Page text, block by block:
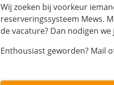
Wij zoeken bij voorkeur
reserveringssysteem Mews.
de vacature? Dan nodigen
Enthousiast geworden? Mail